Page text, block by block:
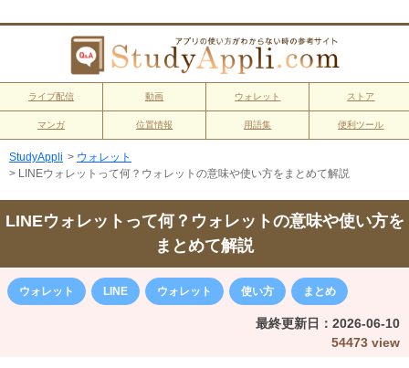
ライブ配信 動画 ウォレット ストア
マンガ 位置情報 用語集 便利ツール
StudyAppli > ウォレット
> LINEウォレットって何？ウォレットの意味や使い方をまとめて解説
LINEウォレットって何？ウォレットの意味や使い方を
まとめて解説
ウォレット LINE ウォレット 使い方 まとめ
最終更新日： 2026-06-10
54473 view